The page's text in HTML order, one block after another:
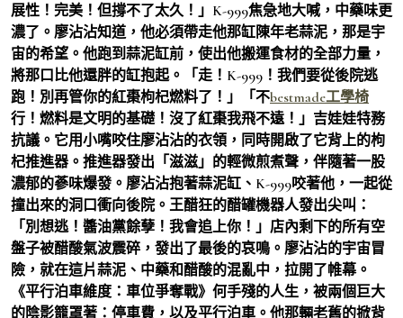
展性！完美！但撐不了太久！」K-999焦急地大喊，中藥味更
濃了。廖沾沾知道，他必須帶走他那缸陳年老蒜泥，那是宇
宙的希望。他跑到蒜泥缸前，使出他搬運食材的全部力量，
將那口比他還胖的缸抱起。「走！K-999！我們要從後院逃
跑！別再管你的紅棗枸杞燃料了！」「不bestmade工學椅
行！燃料是文明的基礎！沒了紅棗我飛不遠！」吉娃娃特務
抗議。它用小嘴咬住廖沾沾的衣領，同時開啟了它背上的枸
杞推進器。推進器發出「滋滋」的輕微煎煮聲，伴隨著一股
濃郁的蔘味爆發。廖沾沾抱著蒜泥缸、K-999咬著他，一起從
撞出來的洞口衝向後院。王醋狂的醋罐機器人發出尖叫：
「別想逃！醬油黨餘孽！我會追上你！」店內剩下的所有空
盤子被醋酸氣波震碎，發出了最後的哀鳴。廖沾沾的宇宙冒
險，就在這片蒜泥、中藥和醋酸的混亂中，拉開了帷幕。
《平行泊車維度：車位爭奪戰》何手殘的人生，被兩個巨大
的陰影籠罩著：停車費，以及平行泊車。他那輛老舊的掀背